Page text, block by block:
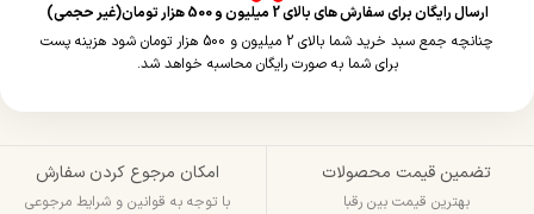
ارسال رایگان برای سفارش های بالای 2 میلیون و 500 هزار تومان(غیر حجمی)
چنانچه جمع سبد خرید شما بالای 2 میلیون و 500 هزار تومان شود هزینه پست
برای شما به صورت رایگان محاسبه خواهد شد.
تضمین قیمت محصولات
بهترین قیمت بین رقبا
امکان مرجوع کردن سفارش
با توجه به قوانین و شرایط مرجوعی